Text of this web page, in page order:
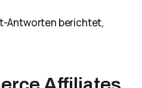
Antworten berichtet,